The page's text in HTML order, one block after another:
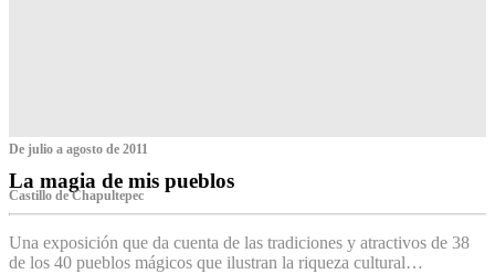
De julio a agosto de 2011
La magia de mis pueblos
Castillo de Chapultepec
Una exposición que da cuenta de las tradiciones y atractivos de 38
de los 40 pueblos mágicos que ilustran la riqueza cultural…